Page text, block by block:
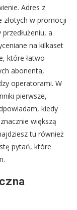
Adres z
złotych w promocji
a
na kilkaset
które łatwo
abonenta,
operatorami. W
pierwsze,
kiedy
większą
tu również
pytań, które